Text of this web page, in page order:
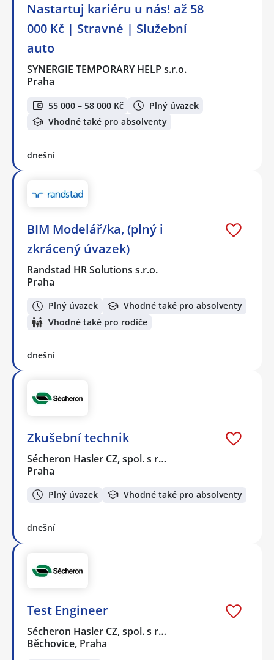
Nastartuj kariéru u nás! až 58
000 Kč | Stravné | Služební
auto
SYNERGIE TEMPORARY HELP s.r.o.
Praha
55 000 – 58 000 Kč
Plný úvazek
Vhodné také pro absolventy
dnešní
BIM Modelář/ka, (plný i
zkrácený úvazek)
Randstad HR Solutions s.r.o.
Praha
Plný úvazek
Vhodné také pro absolventy
Vhodné také pro rodiče
dnešní
Zkušební technik
Sécheron Hasler CZ, spol. s r…
Praha
Plný úvazek Vhodné také pro absolventy
dnešní
Test Engineer
Sécheron Hasler CZ, spol. s r…
Běchovice, Praha